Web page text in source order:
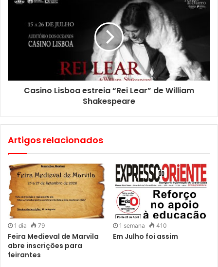
Com uma estratégia ambiciosa, que recebeu o
reconhecimento da Comissão Europeia através da
atribuição do selo Mission Label, o CCC Lisboa 2030
assenta em três grandes objectivos: antecipar a
neutralidade climática para 2030, reduzindo em pelo
menos 80% as suas emissões de gases com efeito de
estufa face a 2002; reforçar a capacidade de adaptação e
resiliência face a fenómenos climáticos extremos e
Casino Lisboa estreia “Rei Lear” de William
Shakespeare
Artigos relacionados
1 dia 79
Feira Medieval de Marvila
abre inscrições para
feirantes
1 semana 410
Em Julho foi assim